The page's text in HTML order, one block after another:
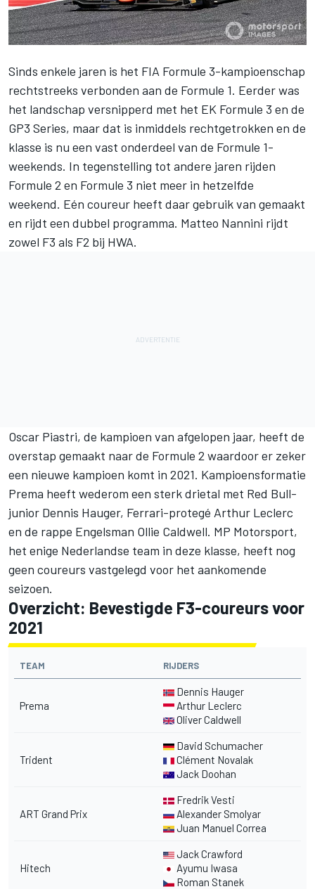
Sinds enkele jaren is het FIA Formule 3-kampioenschap
rechtstreeks verbonden aan de Formule 1. Eerder was
het landschap versnipperd met het EK Formule 3 en de
GP3 Series, maar dat is inmiddels rechtgetrokken en de
klasse is nu een vast onderdeel van de Formule 1-
weekends. In tegenstelling tot andere jaren rijden
Formule 2 en Formule 3 niet meer in hetzelfde
weekend. Eén coureur heeft daar gebruik van gemaakt
en rijdt een dubbel programma. Matteo Nannini rijdt
zowel F3 als F2 bij HWA.
Oscar Piastri, de kampioen van afgelopen jaar, heeft de
overstap gemaakt naar de Formule 2 waardoor er zeker
een nieuwe kampioen komt in 2021. Kampioensformatie
Prema heeft wederom een sterk drietal met Red Bull-
junior Dennis Hauger, Ferrari-protegé Arthur Leclerc
en de rappe Engelsman Ollie Caldwell. MP Motorsport,
het enige Nederlandse team in deze klasse, heeft nog
geen coureurs vastgelegd voor het aankomende
seizoen.
Overzicht: Bevestigde F3-coureurs voor
2021
TEAM RIJDERS
Prema
Dennis Hauger
Arthur Leclerc
Oliver Caldwell
Trident
David Schumacher
Clément Novalak
Jack Doohan
ART Grand Prix
Fredrik Vesti
Alexander Smolyar
Juan Manuel Correa
Hitech
Jack Crawford
Ayumu Iwasa
Roman Stanek